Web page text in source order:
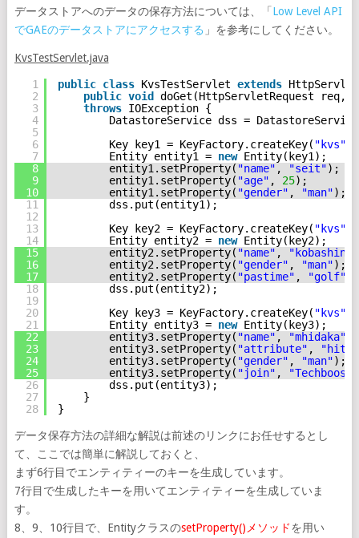
データストアへのデータの保存方法については、「 Low Level API
でGAEのデータストアにアクセスする 」を参考にしてください。
KvsTestServlet.java
1
2
3
4
5
6
7
8
9
10
11
12
13
14
15
16
17
18
19
20
21
22
23
24
25
26
27
28
public class KvsTestServlet extends
public void
doGet(HttpServletRequest req,
throws IOException {
DatastoreService dss =
Key key1 = KeyFactory.createKey( "kvs"
Entity entity1 = new Entity(key1);
entity1.setProperty( "name" , "seit");
entity1.setProperty( "age" , 25);
entity1.setProperty( "gender" , "man");
dss.put(entity1);
Key key2 = KeyFactory.createKey( "kvs"
Entity entity2 = new Entity(key2);
entity2.setProperty( "name" , "kobashing"
entity2.setProperty( "gender" , "man");
entity2.setProperty( "pastime" , "golf"
dss.put(entity2);
Key key3 = KeyFactory.createKey( "kvs"
Entity entity3 = new Entity(key3);
entity3.setProperty( "name" , "mhidaka"
entity3.setProperty( "attribute" ,
entity3.setProperty( "gender" , "man");
entity3.setProperty( "join" ,
dss.put(entity3);
}
}
データ保存方法の詳細な解説は前述のリンクにお任せするとし
て、ここでは簡単に解説しておくと、
まず6行目でエンティティーのキーを生成しています。
7行目で生成したキーを用いてエンティティーを生成していま
す。
8、9、10行目で、EntityクラスのsetProperty()メソッドを用い